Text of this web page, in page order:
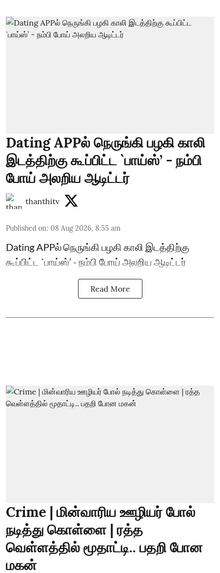
Dating APPல் நெருங்கி பழகி காலி
இடத்திற்கு கூப்பிட்ட `பாய்ஸ்’ - நம்பி
போய் அலறிய ஆடிட்டர்
thanthitv
Published on: 08 Aug 2026, 8:55 am
Dating APPல் நெருங்கி பழகி காலி இடத்திற்கு
கூப்பிட்ட `பாய்ஸ்’ - நம்பி போய் அலறிய ஆடிட்டர்
Read More
Crime | மின்வாரிய ஊழியர் போல்
நடித்து கொள்ளை | ரத்த
வெள்ளத்தில் மூதாட்டி.. பதறி போன
மகன்